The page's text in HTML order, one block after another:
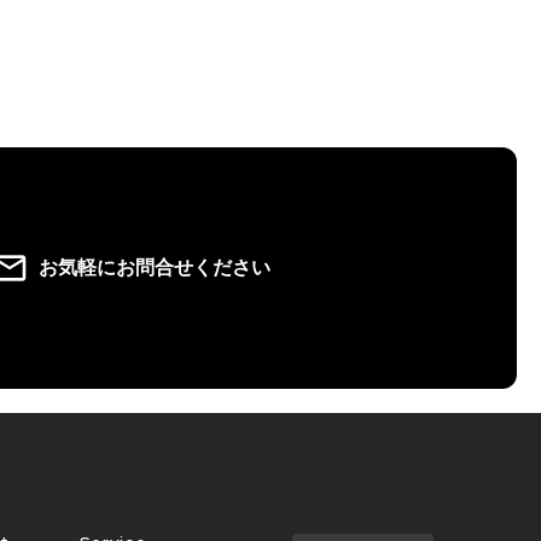
お気軽にお問合せください